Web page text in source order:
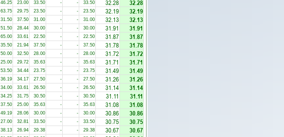
46.25 23.00 33.50 - - 33.50 32.28 32.28
63.75 29.75 23.50 - - 23.50 32.19 32.19
31.50 37.50 31.00 - - 31.00 32.13 32.13
51.50 28.44 30.00 - - 30.00 31.91 31.91
65.00 33.61 22.50 - - 22.50 31.87 31.87
35.50 21.94 37.50 - - 37.50 31.78 31.78
50.00 32.50 28.00 - - 28.00 31.72 31.72
25.00 29.72 35.63 - - 35.63 31.71 31.71
53.50 34.44 23.75 - - 23.75 31.49 31.49
36.19 34.17 27.50 - - 27.50 31.26 31.26
34.00 33.61 26.50 - - 26.50 31.14 31.14
34.25 31.75 30.50 - - 30.50 31.11 31.11
37.50 25.00 35.63 - - 35.63 31.08 31.08
49.19 28.06 30.00 - - 30.00 30.86 30.86
27.00 32.81 33.50 - - 33.50 30.75 30.75
38.13 26.94 29.38 - - 29.38 30.67 30.67